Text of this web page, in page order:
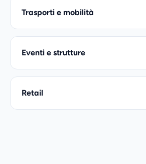
Trasporti e mobilità
Eventi e strutture
Retail